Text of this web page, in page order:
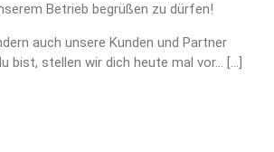
Betrieb begrüßen zu dürfen!
auch unsere Kunden und Partner
bist, stellen wir dich heute mal vor… […]